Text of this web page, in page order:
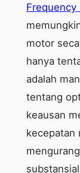
Frequency
motor
hanya
adalah
tentang
keausan
kecepatan